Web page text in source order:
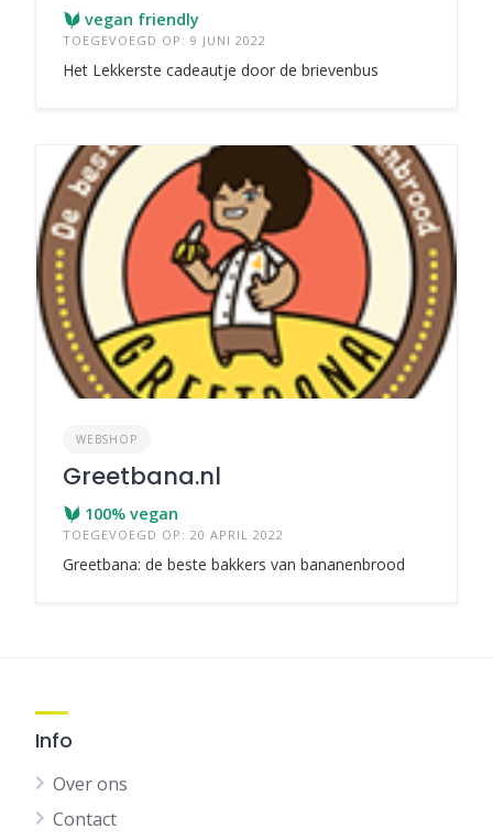
vegan friendly
TOEGEVOEGD OP: 9 JUNI 2022
Het Lekkerste cadeautje door de brievenbus
WEBSHOP
Greetbana.nl
100% vegan
TOEGEVOEGD OP: 20 APRIL 2022
Greetbana: de beste bakkers van bananenbrood
Info
Over ons
Contact